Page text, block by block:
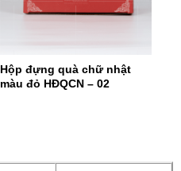
Hộp đựng quà chữ nhật
màu đỏ HĐQCN – 02